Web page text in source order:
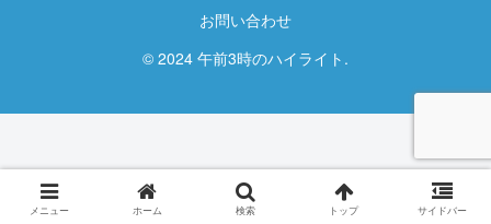
お問い合わせ
© 2024 午前3時のハイライト.
メニュー ホーム 検索 トップ サイドバー